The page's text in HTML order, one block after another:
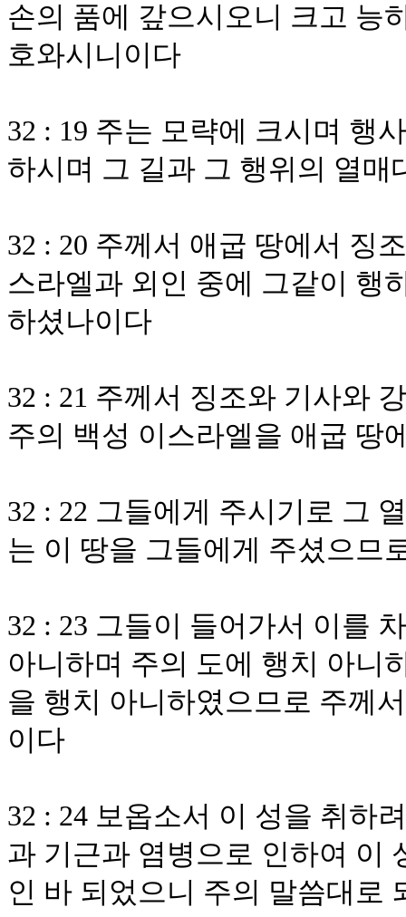
손의 품에 갚으시오니 크고 능
호와시니이다
32 : 19 주는 모략에 크시며 행
하시며 그 길과 그 행위의 열매
32 : 20 주께서 애굽 땅에서 징
스라엘과 외인 중에 그같이 행
하셨나이다
32 : 21 주께서 징조와 기사와
주의 백성 이스라엘을 애굽 땅
32 : 22 그들에게 주시기로 그
는 이 땅을 그들에게 주셨으므
32 : 23 그들이 들어가서 이를
아니하며 주의 도에 행치 아니
을 행치 아니하였으므로 주께
이다
32 : 24 보옵소서 이 성을 취하
과 기근과 염병으로 인하여 이
인 바 되었으니 주의 말씀대로